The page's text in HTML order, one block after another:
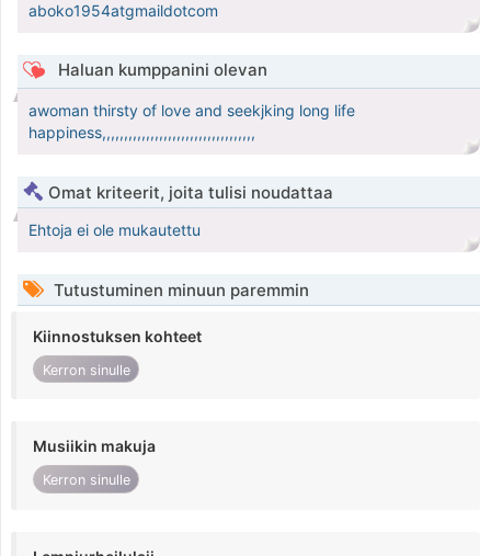
aboko1954atgmaildotcom
Haluan kumppanini olevan
awoman thirsty of love and seekjking long life
happiness,,,,,,,,,,,,,,,,,,,,,,,,,,,,,,,,,,,
Omat kriteerit, joita tulisi noudattaa
Ehtoja ei ole mukautettu
Tutustuminen minuun paremmin
Kiinnostuksen kohteet
Kerron sinulle
Musiikin makuja
Kerron sinulle